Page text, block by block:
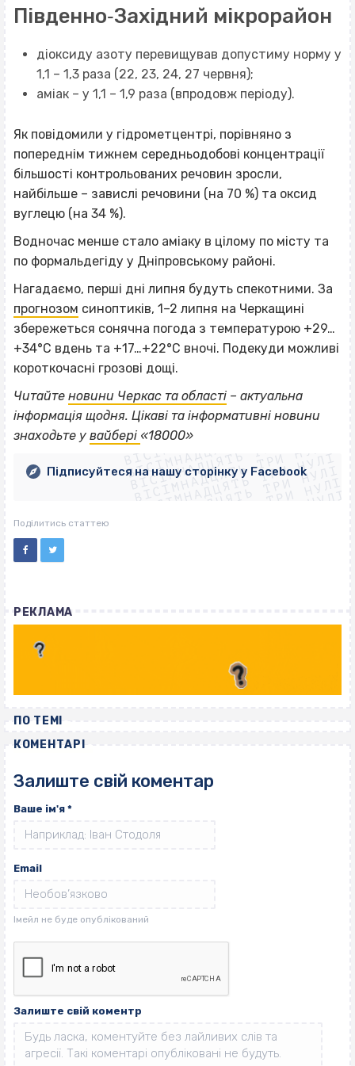
Південно‐Західний мікрорайон
діоксиду азоту перевищував допустиму норму у
1,1 – 1,3 раза (22, 23, 24, 27 червня);
аміак – у 1,1 – 1,9 раза (впродовж періоду).
Як повідомили у гідрометцентрі, порівняно з
попереднім тижнем середньодобові концентрації
більшості контрольованих речовин зросли,
найбільше – завислі речовини (на 70 %) та оксид
вуглецю (на 34 %).
Водночас менше стало аміаку в цілому по місту та
по формальдегіду у Дніпровському районі.
Нагадаємо, перші дні липня будуть спекотними. За
прогнозом синоптиків, 1–2 липня на Черкащині
збережеться сонячна погода з температурою +29…
+34°С вдень та +17…+22°С вночі. Подекуди можливі
короткочасні грозові дощі.
Читайте новини Черкас та області – актуальна
інформація щодня. Цікаві та інформативні новини
знаходьте у вайбері «18000»
ВІСІМНАДЦЯТЬ ТРИ НУЛІ
ВІСІМНАДЦЯТЬ ТРИ НУЛІ
ВІСІМНАДЦЯТЬ ТРИ НУЛІ
ВІСІМНАДЦЯТЬ ТРИ НУЛІ
ВІСІМНАДЦЯТЬ ТРИ НУЛІ
ВІСІМНАДЦЯТЬ ТРИ НУЛІ
ВІСІМНАДЦЯТЬ ТРИ НУЛІ
ВІСІМНАДЦЯТЬ ТРИ НУЛІ
Підписуйтеся на нашу сторінку у Facebook
Поділитись статтею
РЕКЛАМА
ПО ТЕМІ
КОМЕНТАРІ
Залиште свій коментар
Ваше ім'я *
Email
Залиште свій коментр